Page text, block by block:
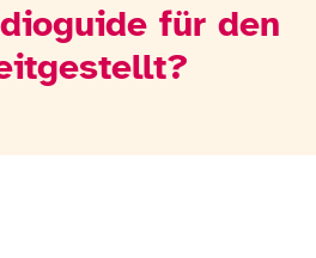
für den